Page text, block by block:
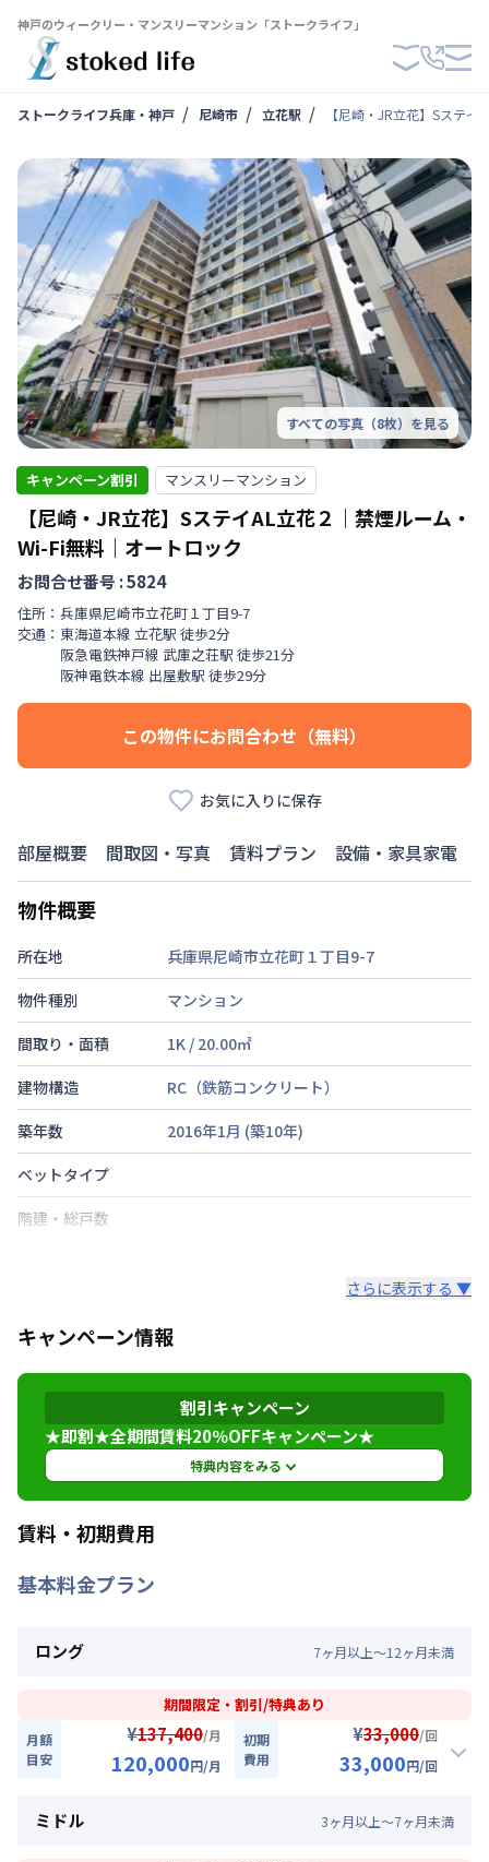
神戸のウィークリー・マンスリーマンション「ストークライフ」
ストークライフ兵庫・神戸 尼崎市 立花駅 【尼崎・JR立花】Sステ
すべての写真（8枚）を見る
キャンペーン割引 マンスリーマンション
【尼崎・JR立花】SステイAL立花２｜禁煙ルーム・
Wi-Fi無料｜オートロック
お問合せ番号 :5824
住所： 兵庫県尼崎市立花町１丁目9-7
交通： 東海道本線 立花駅 徒歩2分
阪急電鉄神戸線 武庫之荘駅 徒歩21分
阪神電鉄本線 出屋敷駅 徒歩29分
この物件にお問合わせ（無料）
お気に入りに保存
部屋概要 間取図・写真 賃料プラン 設備・家具家電
物件概要
所在地
兵庫県尼崎市立花町１丁目9-7
物件種別
マンション
間取り・面積
1K / 20.00㎡
建物構造
RC（鉄筋コンクリート）
築年数
2016年1月 (築10年)
ベットタイプ
階建・総戸数
禁煙・喫煙
東海道本線立花駅徒歩2分
阪急電鉄神戸線武庫之荘駅
阪神電鉄本線出屋敷駅徒歩29
定員
2名
駐車場
さらに表示する ▼
キャンペーン情報
割引キャンペーン
★即割★全期間賃料20％OFFキャンペーン★
特典内容をみる
特典内容
す。※管理費と水道光熱費は割引対象外です。※
★ご希望の入居日・期間に応じて、他にも賃料半
す。お気軽にお問い合わせください。
利用条件
上ご利用のお客様
賃料・初期費用
基本料金プラン
ロング 7ヶ月以上～12ヶ月未満
期間限定・割引/特典あり
月額
目安
¥137,400/月
120,000円/月
初期
費用
¥33,000/回
33,000円/回
割引
ミドル 3ヶ月以上～7ヶ月未満